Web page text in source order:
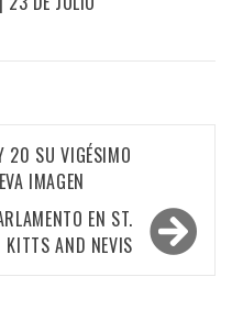
20 SU VIGÉSIMO
IMAGEN
EN ST.
KITTS AND NEVIS